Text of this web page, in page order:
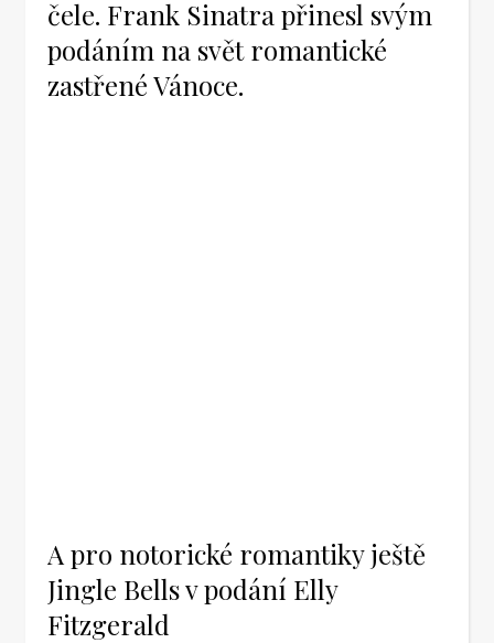
čele. Frank Sinatra přinesl svým
podáním na svět romantické
zastřené Vánoce.
A pro notorické romantiky ještě
Jingle Bells v podání Elly
Fitzgerald